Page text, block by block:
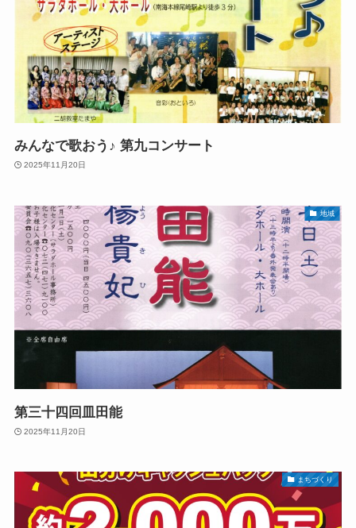
みんなで歌おう♪ 第九コンサート
2025年11月20日
地域
第三十四回皿田能
2025年11月20日
まちづくり